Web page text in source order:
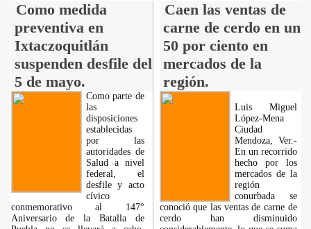
Como medida
preventiva en
Ixtaczoquitlán
suspenden desfile del
5 de mayo.
Caen las ventas de
carne de cerdo en un
50 por ciento en
mercados de la
región.
Como parte de
las
disposiciones
establecidas
por las
autoridades de
Salud a nivel
federal, el
desfile y acto
cívico
conmemorativo al 147°
Aniversario de la Batalla de
Luis Miguel
López-Mena
Ciudad
Mendoza, Ver.-
En un recorrido
hecho por los
mercados de la
región
conurbada se
conoció que las ventas de carne de
cerdo han disminuido